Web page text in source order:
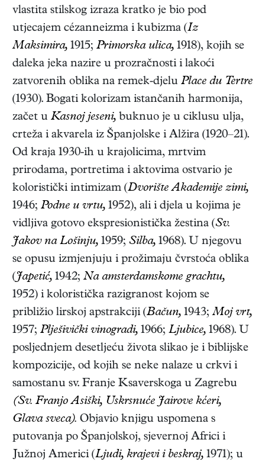
vlastita stilskog izraza kratko je bio pod
utjecajem cézanneizma i kubizma (Iz
Maksimira, 1915; Primorska ulica, 1918), kojih se
daleka jeka nazire u prozračnosti i lakoći
zatvorenih oblika na remek-djelu Place du Tertre
(1930). Bogati kolorizam istančanih harmonija,
začet u Kasnoj jeseni, buknuo je u ciklusu ulja,
crteža i akvarela iz Španjolske i Alžira (1920–21).
Od kraja 1930-ih u krajolicima, mrtvim
prirodama, portretima i aktovima ostvario je
koloristički intimizam (Dvorište Akademije zimi,
1946; Podne u vrtu, 1952), ali i djela u kojima je
vidljiva gotovo ekspresionistička žestina (Sv.
Jakov na Lošinju, 1959; Silba, 1968). U njegovu
se opusu izmjenjuju i prožimaju čvrstoća oblika
(Japetić, 1942; Na amsterdamskome grachtu,
1952) i koloristička razigranost kojom se
približio lirskoj apstrakciji (Bačun, 1943;Moj vrt,
1957; Plješivički vinogradi, 1966; Ljubice, 1968). U
posljednjem desetljeću života slikao je i biblijske
kompozicije, od kojih se neke nalaze u crkvi i
samostanu sv. Franje Ksaverskoga u Zagrebu
(Sv. Franjo Asiški, Uskrsnuće Jairove kćeri,
Glava sveca). Objavio knjigu uspomena s
putovanja po Španjolskoj, sjevernoj Africi i
Južnoj Americi (Ljudi, krajevi i beskraj, 1971); u